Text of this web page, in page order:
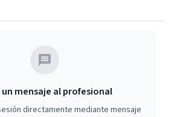
un mensaje al profesional
directamente mediante mensaje